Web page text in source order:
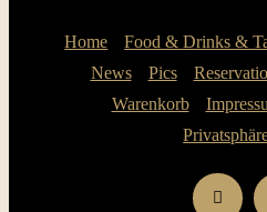
Home Food & Drinks &
News
Pics
Warenkorb